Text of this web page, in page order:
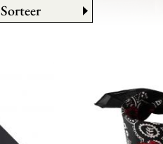
Sorteer